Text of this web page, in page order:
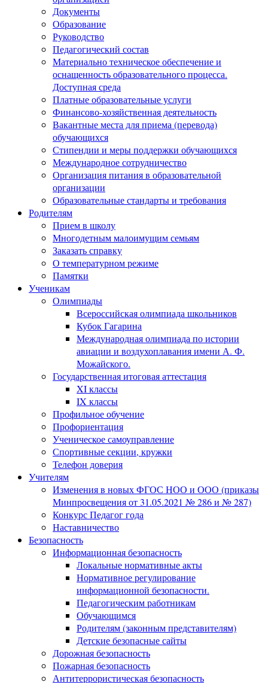
Документы
Образование
Руководство
Педагогический состав
Материально техническое обеспечение и
оснащенность образовательного процесса.
Доступная среда
Платные образовательные услуги
Финансово-хозяйственная деятельность
Вакантные места для приема (перевода)
обучающихся
Стипендии и меры поддержки обучающихся
Международное сотрудничество
Организация питания в образовательной
организации
Образовательные стандарты и требования
Родителям
Прием в школу
Многодетным малоимущим семьям
Заказать справку
О температурном режиме
Памятки
Ученикам
Олимпиады
Всероссийская олимпиада школьников
Кубок Гагарина
Международная олимпиада по истории
авиации и воздухоплавания имени А. Ф.
Можайского.
Государственная итоговая аттестация
XI классы
IX классы
Профильное обучение
Профориентация
Ученическое самоуправление
Спортивные секции, кружки
Телефон доверия
Учителям
Изменения в новых ФГОС НОО и ООО (приказы
Минпросвещения от 31.05.2021 № 286 и № 287)
Конкурс Педагог года
Наставничество
Безопасность
Информационная безопасность
Локальные нормативные акты
Нормативное регулирование
информационной безопасности.
Педагогическим работникам
Обучающимся
Родителям (законным представителям)
Детские безопасные сайты
Дорожная безопасность
Пожарная безопасность
Антитеррористическая безопасность